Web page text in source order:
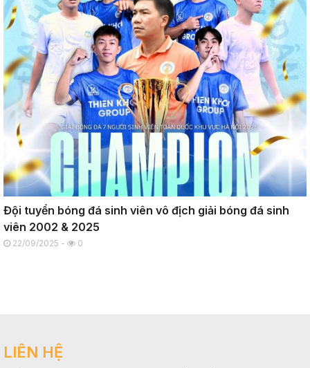
Đội tuyển bóng đá sinh viên vô địch giải bóng đá sinh
viên 2002 & 2025
22/09/2025 - 0
LIÊN HỆ